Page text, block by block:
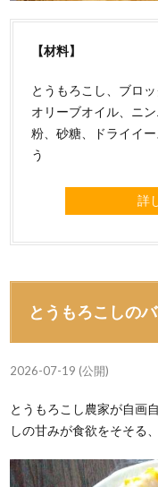
【材料】
とうもろこし、ブロ
オリーブオイル、ニ
粉、砂糖、ドライイ
う
詳
とうもろこしの
2026-07-19 (公開)
とうもろこし農家が自画
しの甘みが食欲をそそる